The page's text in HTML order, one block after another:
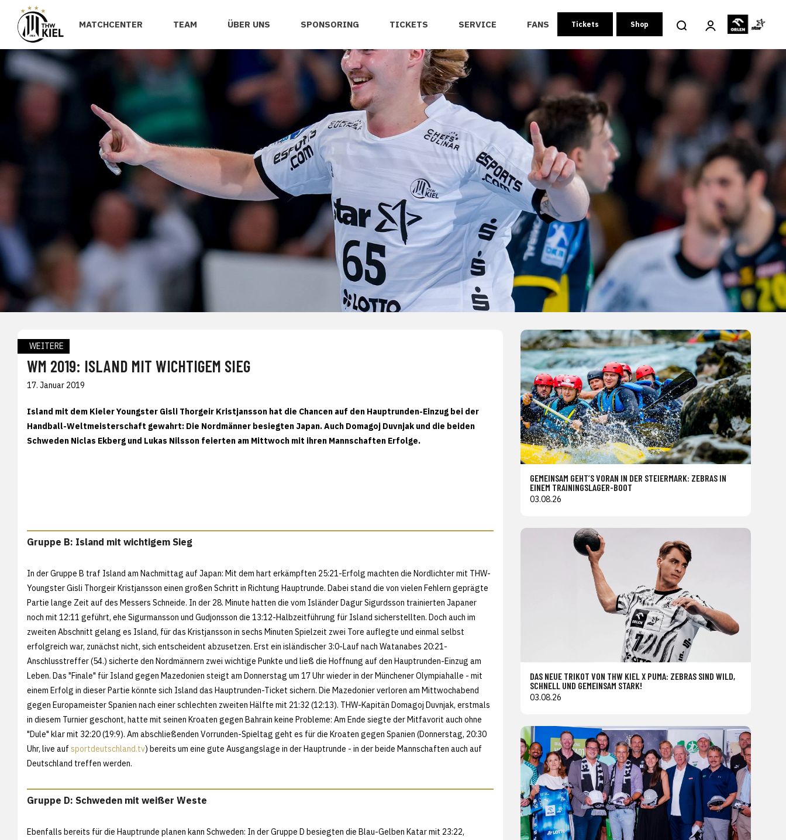
MATCHCENTER TEAM ÜBER UNS SPONSORING TICKETS SERVICE FANS Tickets Shop
WEITERE
WM 2019: ISLAND MIT WICHTIGEM SIEG
17. Januar 2019
Island mit dem Kieler Youngster Gisli Thorgeir Kristjansson hat die Chancen auf den Hauptrunden-Einzug bei der
Handball-Weltmeisterschaft gewahrt: Die Nordmänner besiegten Japan. Auch Domagoj Duvnjak und die beiden
Schweden Niclas Ekberg und Lukas Nilsson feierten am Mittwoch mit ihren Mannschaften Erfolge.
Gruppe B: Island mit wichtigem Sieg
In der Gruppe B traf Island am Nachmittag auf Japan: Mit dem hart erkämpften 25:21-Erfolg machten die Nordlichter mit THW-
Youngster Gisli Thorgeir Kristjansson einen großen Schritt in Richtung Hauptrunde. Dabei stand die von vielen Fehlern geprägte
Partie lange Zeit auf des Messers Schneide. In der 28. Minute hatten die vom Isländer Dagur Sigurdsson trainierten Japaner
noch mit 12:11 geführt, ehe Sigurmansson und Gudjonsson die 13:12-Halbzeitführung für Island sicherstellten. Doch auch im
zweiten Abschnitt gelang es Island, für das Kristjansson in sechs Minuten Spielzeit zwei Tore auflegte und einmal selbst
erfolgreich war, zunächst nicht, sich entscheident abzusetzen. Erst ein isländischer 3:0-Lauf nach Watanabes 20:21-
Anschlusstreffer (54.) sicherte den Nordmännern zwei wichtige Punkte und ließ die Hoffnung auf den Hauptrunden-Einzug am
Leben. Das "Finale" für Island gegen Mazedonien steigt am Donnerstag um 17 Uhr wieder in der Münchener Olympiahalle - mit
einem Erfolg in dieser Partie könnte sich Island das Hauptrunden-Ticket sichern. Die Mazedonier verloren am Mittwochabend
gegen Europameister Spanien nach einer schlechten zweiten Hälfte mit 21:32 (12:13). THW-Kapitän Domagoj Duvnjak, erstmals
in diesem Turnier geschont, hatte mit seinen Kroaten gegen Bahrain keine Probleme: Am Ende siegte der Mitfavorit auch ohne
"Dule" klar mit 32:20 (19:9). Am abschließenden Vorrunden-Spieltag geht es für die Kroaten gegen Spanien (Donnerstag, 20:30
Uhr, live auf sportdeutschland.tv) bereits um eine gute Ausgangslage in der Hauptrunde - in der beide Mannschaften auch auf
Deutschland treffen werden.
Gruppe D: Schweden mit weißer Weste
Ebenfalls bereits für die Hauptrunde planen kann Schweden: In der Gruppe D besiegten die Blau-Gelben Katar mit 23:22,
GEMEINSAM GEHT’S VORAN IN DER STEIERMARK: ZEBRAS IN
EINEM TRAININGSLAGER-BOOT
03.08.26
DAS NEUE TRIKOT VON THW KIEL X PUMA: ZEBRAS SIND WILD,
SCHNELL UND GEMEINSAM STARK!
03.08.26